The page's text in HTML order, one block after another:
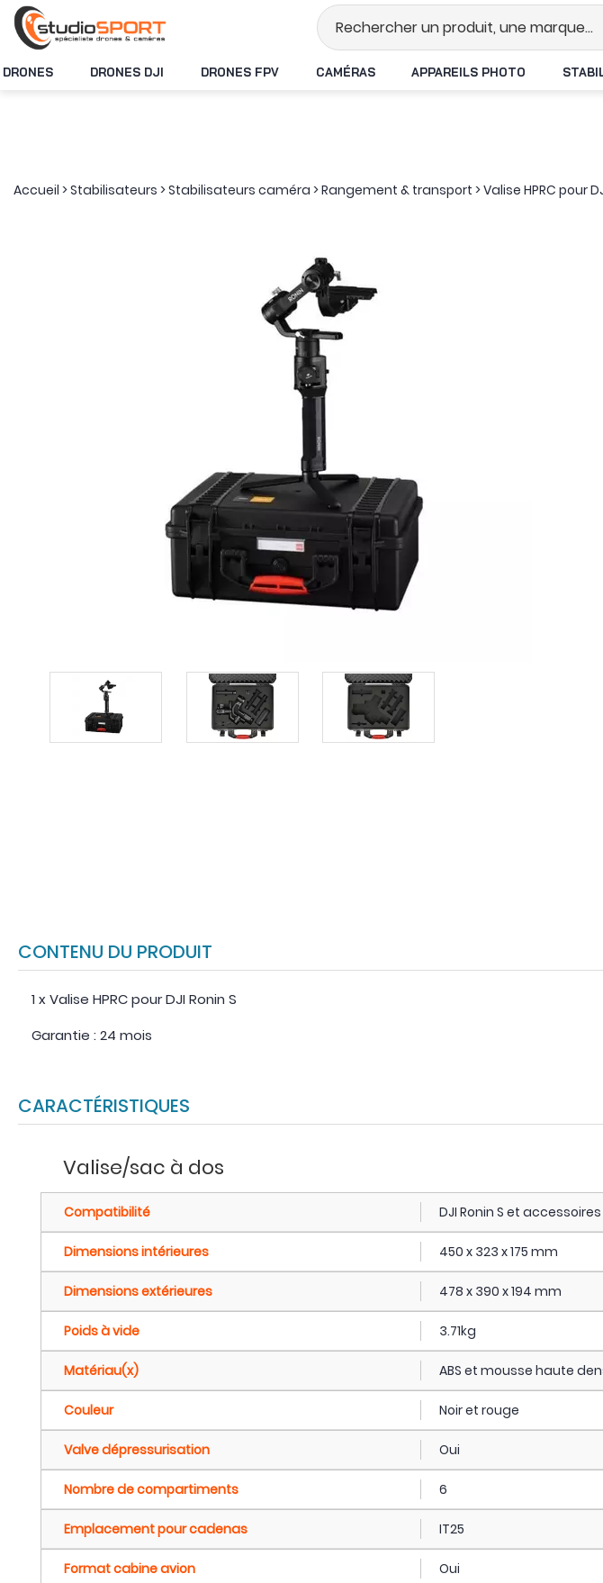
Stock en temps réel
DRONES DRONES DJI DRONES FPV CAMÉRAS APPAREILS PHOTO
Accueil >Stabilisateurs >Stabilisateurs caméra >Rangement & transport >Valise HPRC pour
CONTENU DU PRODUIT
1 x Valise HPRC pour DJI Ronin S
Garantie : 24 mois
CARACTÉRISTIQUES
Valise/sac à dos
Compatibilité DJI Ronin S et accessoires
Dimensions intérieures 450 x 323 x 175 mm
Dimensions extérieures 478 x 390 x 194 mm
Poids à vide 3.71kg
Matériau(x) ABS et mousse haute
Couleur Noir et rouge
Valve dépressurisation Oui
Nombre de compartiments 6
Emplacement pour cadenas IT25
Format cabine avion Oui